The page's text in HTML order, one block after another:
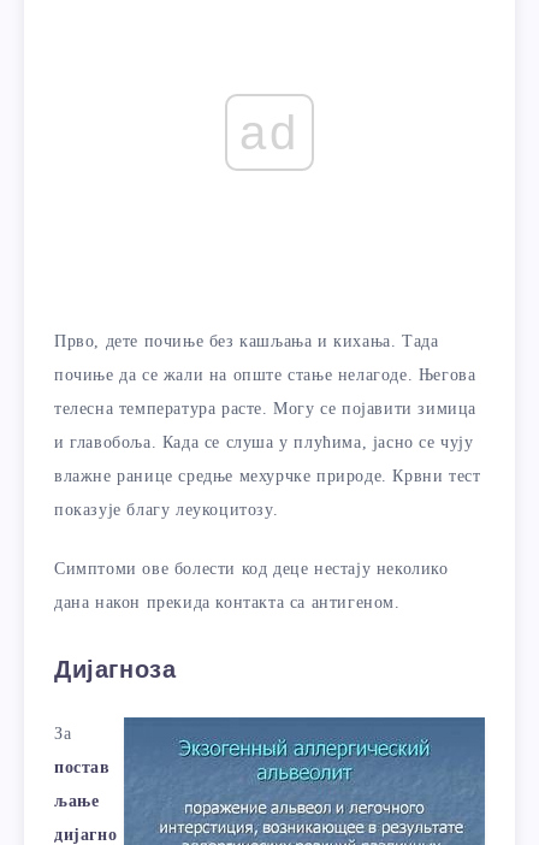
ad
Прво, дете почиње без кашљања и кихања. Тада
почиње да се жали на опште стање нелагоде. Његова
телесна температура расте. Могу се појавити зимица
и главобоља. Када се слуша у плућима, јасно се чују
влажне ранице средње мехурчке природе. Крвни тест
показује благу леукоцитозу.
Симптоми ове болести код деце нестају неколико
дана након прекида контакта са антигеном.
Дијагноза
За
постав
љање
дијагно